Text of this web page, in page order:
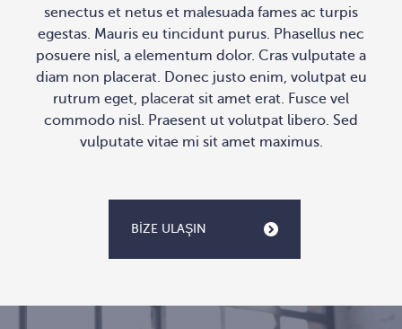
senectus et netus et malesuada fames ac turpis
egestas. Mauris eu tincidunt purus. Phasellus nec
posuere nisl, a elementum dolor. Cras vulputate a
diam non placerat. Donec justo enim, volutpat eu
rutrum eget, placerat sit amet erat. Fusce vel
commodo nisl. Praesent ut volutpat libero. Sed
vulputate vitae mi sit amet maximus.
BIZE ULAŞIN